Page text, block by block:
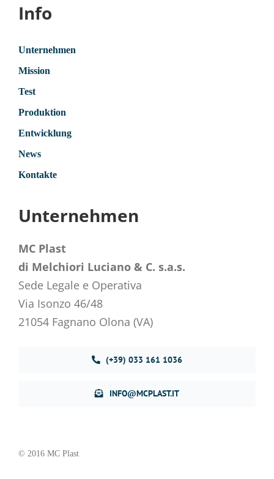
Info
Unternehmen
Mission
Test
Produktion
Entwicklung
News
Kontakte
Unternehmen
MC Plast
di Melchiori Luciano & C. s.a.s.
Sede Legale e Operativa
Via Isonzo 46/48
21054 Fagnano Olona (VA)
(+39) 033 161 1036
INFO@MCPLAST.IT
© 2016 MC Plast